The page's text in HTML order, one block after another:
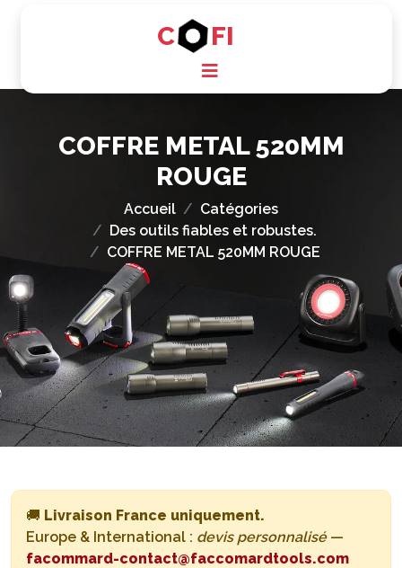
C FI
COFFRE METAL 520MM
ROUGE
Accueil
Catégories
Des outils fiables et robustes.
COFFRE METAL 520MM ROUGE
🚚 Livraison France uniquement.
Europe & International : devis personnalisé—
facommard-contact@faccomardtools.com